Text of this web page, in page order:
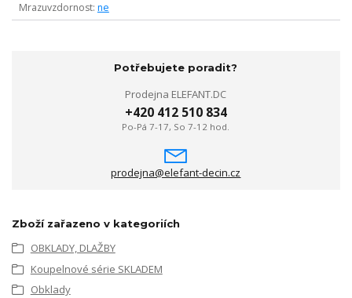
Mrazuvzdornost ne
Potřebujete poradit?
Prodejna ELEFANT.DC
+420 412 510 834
Po-Pá 7-17, So 7-12 hod.
prodejna@elefant-decin.cz
Zboží zařazeno v kategoriích
OBKLADY, DLAŽBY
Koupelnové série SKLADEM
Obklady